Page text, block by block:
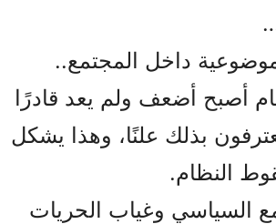
داخل المجتمع..
أصبح أضعف ولم يعد قادرًا
بذلك علنًا، وهذا يشكل
النظام.
السياسي وغياب الحريات